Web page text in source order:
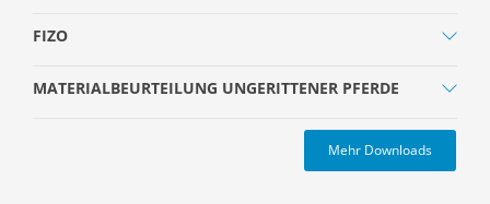
FIZO
MATERIALBEURTEILUNG UNGERITTENER PFERDE
Mehr Downloads